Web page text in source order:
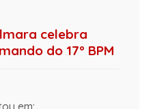
celebra
do 17º BPM
em: